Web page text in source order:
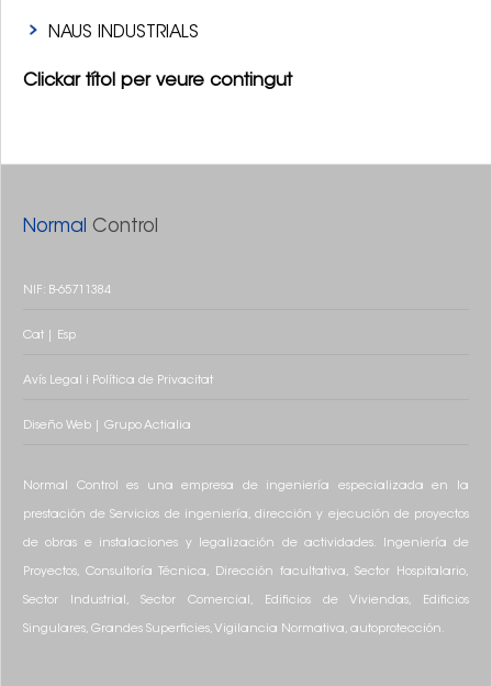
NAUS INDUSTRIALS
Clickar títol per veure contingut
Normal Control
NIF: B-65711384
Cat Esp
Avís Legal i Política de Privacitat
Diseño Web GrupoActialia
Normal Control es una empresa de ingeniería especializada en la
prestación de Servicios de ingeniería, dirección y ejecución de proyectos
de obras e instalaciones y legalización de actividades. Ingeniería de
Proyectos, Consultoría Técnica, Dirección facultativa, Sector Hospitalario,
Sector Industrial, Sector Comercial, Edificios de Viviendas, Edificios
Singulares, Grandes Superficies, Vigilancia Normativa, autoprotección.